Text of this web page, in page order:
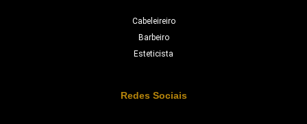
Cabeleireiro
Barbeiro
Esteticista
Redes Sociais